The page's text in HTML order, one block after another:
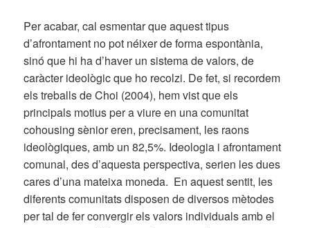
Per acabar, cal esmentar que aquest tipus
d’afrontament no pot néixer de forma espontània,
sinó que hi ha d’haver un sistema de valors, de
caràcter ideològic que ho recolzi. De fet, si recordem
els treballs de Choi (2004), hem vist que els
principals motius per a viure en una comunitat
cohousing sènior eren, precisament, les raons
ideològiques, amb un 82,5%. Ideologia i afrontament
comunal, des d’aquesta perspectiva, serien les dues
cares d’una mateixa moneda. En aquest sentit, les
diferents comunitats disposen de diversos mètodes
per tal de fer convergir els valors individuals amb el